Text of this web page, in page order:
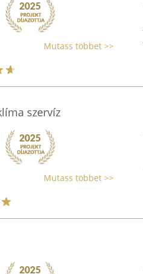
Mutass többet >>
szervíz
Mutass többet >>